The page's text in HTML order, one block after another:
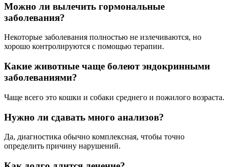
Можно ли вылечить гормональные
заболевания?
Некоторые заболевания полностью не излечиваются, но
хорошо контролируются с помощью терапии.
Какие животные чаще болеют эндокринными
заболеваниями?
Чаще всего это кошки и собаки среднего и пожилого возраста.
Нужно ли сдавать много анализов?
Да, диагностика обычно комплексная, чтобы точно
определить причину нарушений.